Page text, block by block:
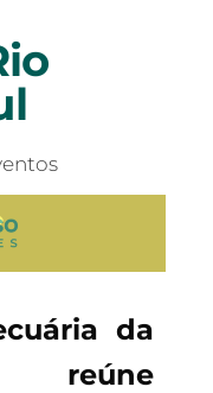
da
reúne